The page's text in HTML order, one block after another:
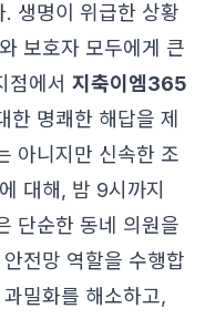
생명이 위급한 상황
보호자 모두에게 큰
점에서 지축이엠365
한 명쾌한 해답을 제
아니지만 신속한 조
대해, 밤 9시까지
단순한 동네 의원을
전망 역할을 수행합
밀화를 해소하고,